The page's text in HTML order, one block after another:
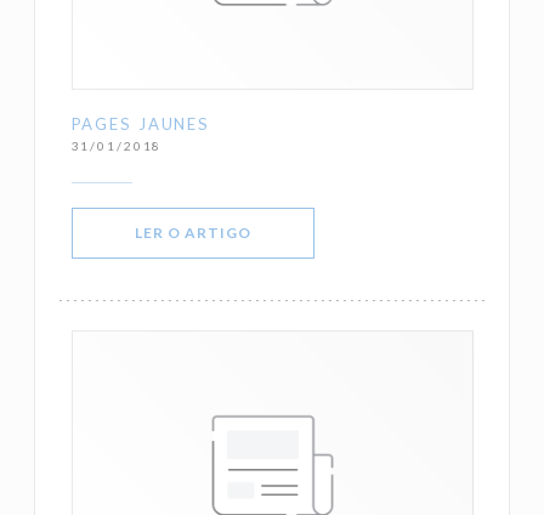
PAGES JAUNES
31/01/2018
LER O ARTIGO((ABRE NUMA NOVA JANELA))